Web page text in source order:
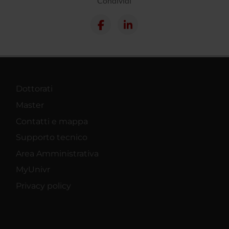
Dottorati
Master
Contatti e mappa
Supporto tecnico
Area Amministrativa
MyUnivr
Privacy policy